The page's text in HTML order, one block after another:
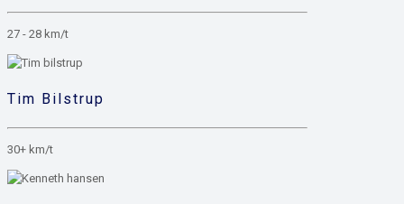
27 - 28 km/t
Tim Bilstrup
30+ km/t